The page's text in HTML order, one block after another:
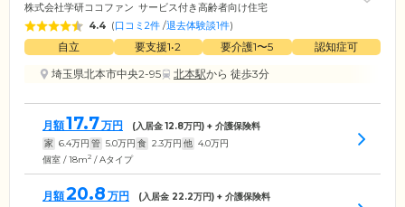
株式会社学研ココファン サービス付き高齢者向け住宅
4.4 (口コミ2件 /退去体験談1件)
自立 要支援1•2 要介護1〜5
認知症可
埼玉県北本市中央2-95
北本駅から 徒歩3分
月額17.7万円 (入居金12.8万円) + 介護保険料
家 6.4万円 管 5.0万円 食 2.3万円 他 4.0万円
個室 / 18m2 / Aタイプ
月額20.8 万円 (入居金 22.2万円) + 介護保険料